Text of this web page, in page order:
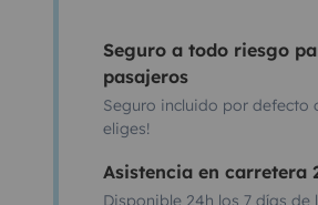
Seguro a todo riesgo
pasajeros
Seguro incluido por defecto
eliges!
Asistencia en carretera
Disponible 24h los 7 días de